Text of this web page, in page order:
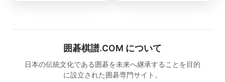
囲碁棋譜.COM について
日本の伝統文化である囲碁を未来へ継承することを目的
に設立された囲碁専門サイト。